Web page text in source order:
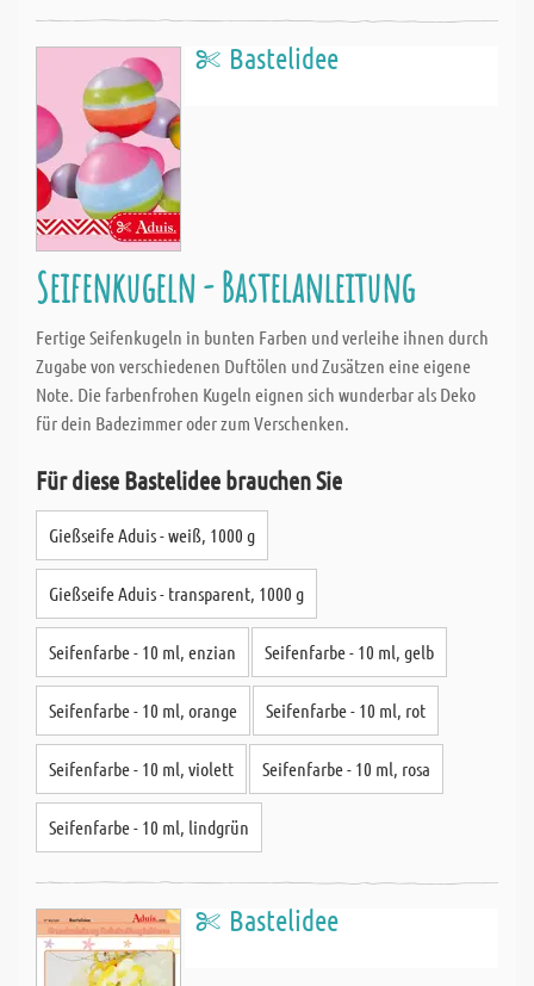
Bastelidee
Seifenkugeln - Bastelanleitung
Fertige Seifenkugeln in bunten Farben und verleihe ihnen durch
Zugabe von verschiedenen Duftölen und Zusätzen eine eigene
Note. Die farbenfrohen Kugeln eignen sich wunderbar als Deko
für dein Badezimmer oder zum Verschenken.
Für diese Bastelidee brauchen Sie
Gießseife Aduis - weiß, 1000 g
Gießseife Aduis - transparent, 1000 g
Seifenfarbe - 10 ml, enzian Seifenfarbe - 10 ml, gelb
Seifenfarbe - 10 ml, orange Seifenfarbe - 10 ml, rot
Seifenfarbe - 10 ml, violett Seifenfarbe - 10 ml, rosa
Seifenfarbe - 10 ml, lindgrün
Bastelidee